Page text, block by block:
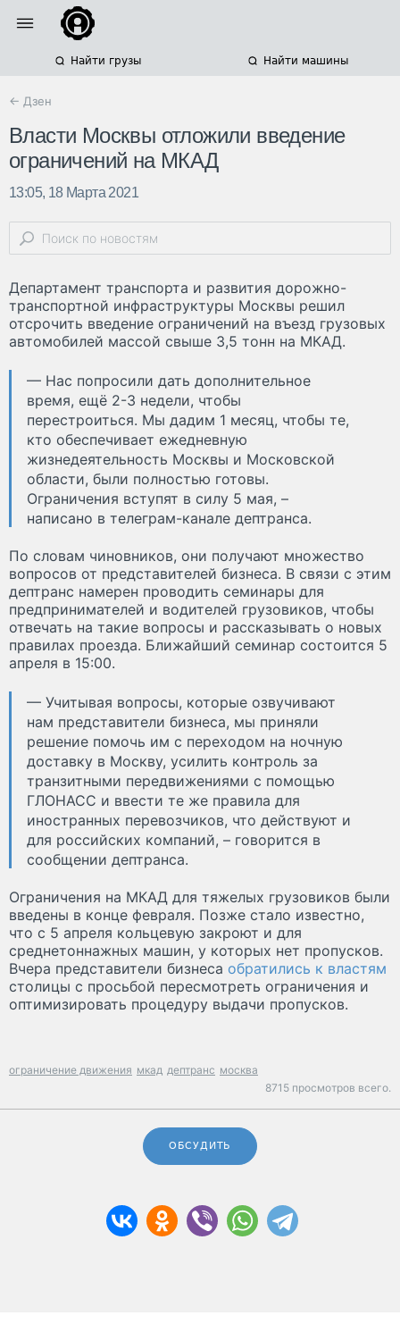
Найти грузы Найти машины
← Дзен
Власти Москвы отложили введение
ограничений на МКАД
13:05, 18 Марта 2021
Департамент транспорта и развития дорожно-
транспортной инфраструктуры Москвы решил
отсрочить введение ограничений на въезд грузовых
автомобилей массой свыше 3,5 тонн на МКАД.
— Нас попросили дать дополнительное
время, ещё 2-3 недели, чтобы
перестроиться. Мы дадим 1 месяц, чтобы те,
кто обеспечивает ежедневную
жизнедеятельность Москвы и Московской
области, были полностью готовы.
Ограничения вступят в силу 5 мая, –
написано в телеграм-канале дептранса.
По словам чиновников, они получают множество
вопросов от представителей бизнеса. В связи с этим
дептранс намерен проводить семинары для
предпринимателей и водителей грузовиков, чтобы
отвечать на такие вопросы и рассказывать о новых
правилах проезда. Ближайший семинар состоится 5
апреля в 15:00.
— Учитывая вопросы, которые озвучивают
нам представители бизнеса, мы приняли
решение помочь им с переходом на ночную
доставку в Москву, усилить контроль за
транзитными передвижениями с помощью
ГЛОНАСС и ввести те же правила для
иностранных перевозчиков, что действуют и
для российских компаний, – говорится в
сообщении дептранса.
Ограничения на МКАД для тяжелых грузовиков были
введены в конце февраля. Позже стало известно,
что с 5 апреля кольцевую закроют и для
среднетоннажных машин, у которых нет пропусков.
Вчера представители бизнеса обратились к властям
столицы с просьбой пересмотреть ограничения и
оптимизировать процедуру выдачи пропусков.
ограничение движения мкад дептранс москва
8715 просмотров всего.
ОБСУДИТЬ